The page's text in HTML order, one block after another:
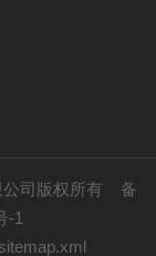
公司版权所有 备
-1